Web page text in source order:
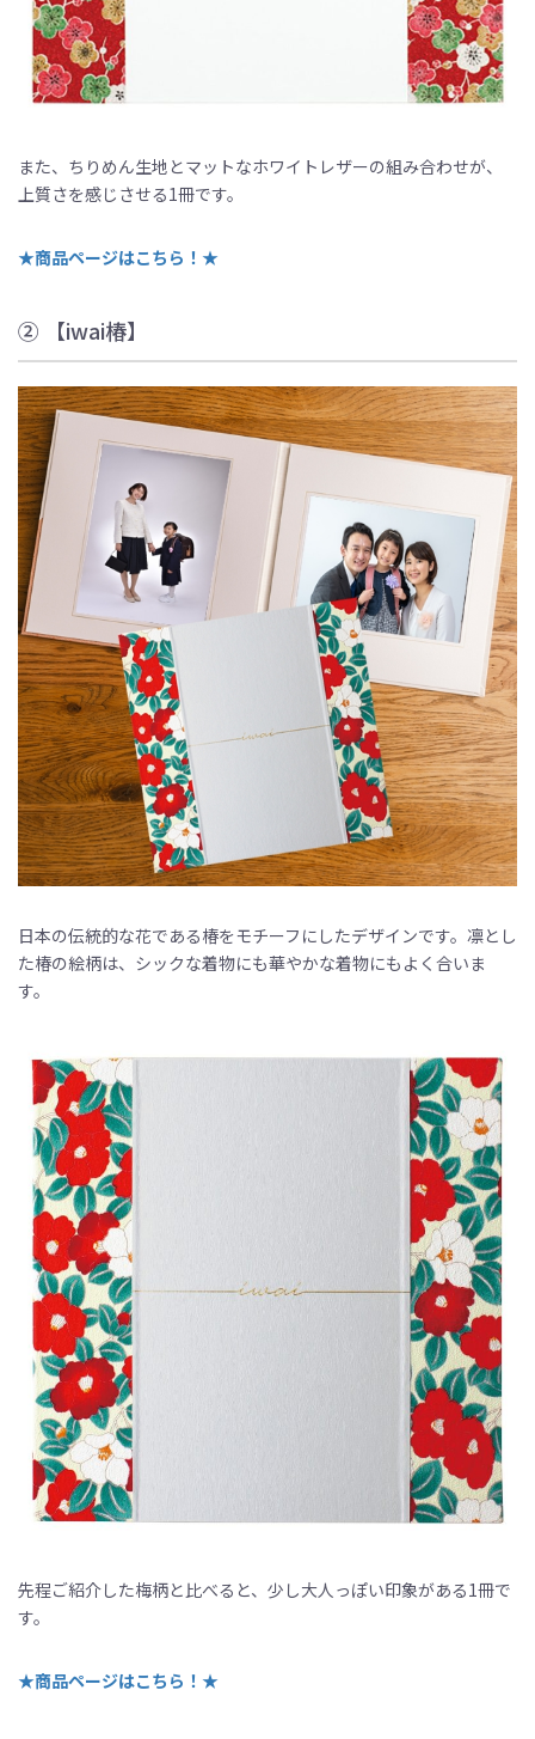
また、ちりめん生地とマットなホワイトレザーの組み合わせが、
上質さを感じさせる1冊です。
★商品ページはこちら！★
② 【iwai椿】
日本の伝統的な花である椿をモチーフにしたデザインです。凛とし
た椿の絵柄は、シックな着物にも華やかな着物にもよく合いま
す。
先程ご紹介した梅柄と比べると、少し大人っぽい印象がある1冊で
す。
★商品ページはこちら！★